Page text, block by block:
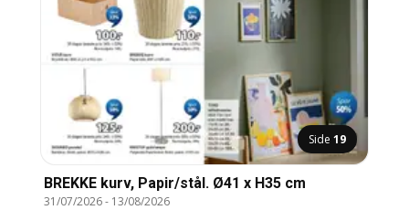
Side 19
BREKKE kurv, Papir/stål. Ø41 x H35 cm
31/07/2026- 13/08/2026